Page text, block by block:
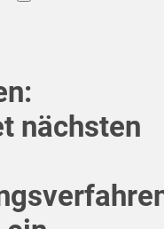
nächsten